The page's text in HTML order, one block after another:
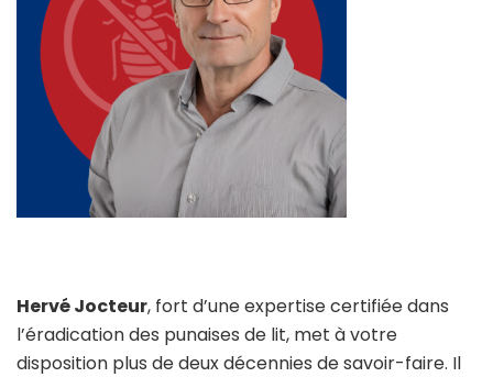
Hervé Jocteur, fort d’une expertise certifiée dans
l’éradication des punaises de lit, met à votre
disposition plus de deux décennies de savoir-faire. Il